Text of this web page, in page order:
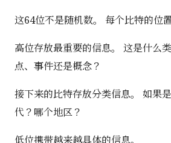
这64位不是随机数。 每个比特的位
高位存放最重要的信息。 这是什么
点、事件还是概念？
接下来的比特存放分类信息。 如果
代？哪个地区？
低位携带越来越具体的信息。